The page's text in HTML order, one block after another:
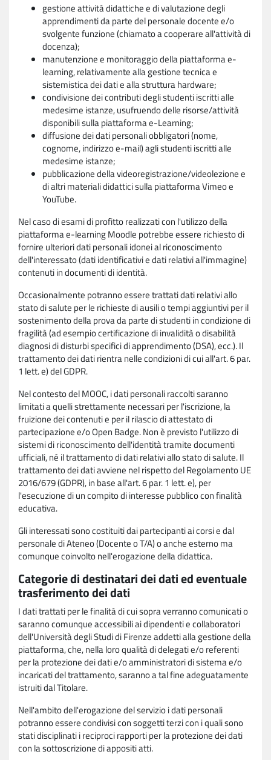
gestione attività didattiche e di valutazione degli
apprendimenti da parte del personale docente e/o
svolgente funzione (chiamato a cooperare all'attività di
docenza);
manutenzione e monitoraggio della piattaforma e-
learning, relativamente alla gestione tecnica e
sistemistica dei dati e alla struttura hardware;
condivisione dei contributi degli studenti iscritti alle
medesime istanze, usufruendo delle risorse/attività
disponibili sulla piattaforma e-Learning;
diffusione dei dati personali obbligatori (nome,
cognome, indirizzo e-mail) agli studenti iscritti alle
medesime istanze;
pubblicazione della videoregistrazione/videolezione e
di altri materiali didattici sulla piattaforma Vimeo e
YouTube.
Nel caso di esami di profitto realizzati con l'utilizzo della
piattaforma e-learning Moodle potrebbe essere richiesto di
fornire ulteriori dati personali idonei al riconoscimento
dell'interessato (dati identificativi e dati relativi all'immagine)
contenuti in documenti di identità.
Occasionalmente potranno essere trattati dati relativi allo
stato di salute per le richieste di ausili o tempi aggiuntivi per il
sostenimento della prova da parte di studenti in condizione di
fragilità (ad esempio certificazione di invalidità o disabilità
diagnosi di disturbi specifici di apprendimento (DSA), ecc.). Il
trattamento dei dati rientra nelle condizioni di cui all'art. 6 par.
1 lett. e) del GDPR.
Nel contesto del MOOC, i dati personali raccolti saranno
limitati a quelli strettamente necessari per l'iscrizione, la
fruizione dei contenuti e per il rilascio di attestato di
partecipazione e/o Open Badge. Non è previsto l'utilizzo di
sistemi di riconoscimento dell'identità tramite documenti
ufficiali, né il trattamento di dati relativi allo stato di salute. Il
trattamento dei dati avviene nel rispetto del Regolamento UE
2016/679 (GDPR), in base all'art. 6 par. 1 lett. e), per
l'esecuzione di un compito di interesse pubblico con finalità
educativa.
Gli interessati sono costituiti dai partecipanti ai corsi e dal
personale di Ateneo (Docente o T/A) o anche esterno ma
comunque coinvolto nell'erogazione della didattica.
Categorie di destinatari dei dati ed eventuale
trasferimento dei dati
I dati trattati per le finalità di cui sopra verranno comunicati o
saranno comunque accessibili ai dipendenti e collaboratori
dell'Università degli Studi di Firenze addetti alla gestione della
piattaforma, che, nella loro qualità di delegati e/o referenti
per la protezione dei dati e/o amministratori di sistema e/o
incaricati del trattamento, saranno a tal fine adeguatamente
istruiti dal Titolare.
Nell'ambito dell'erogazione del servizio i dati personali
potranno essere condivisi con soggetti terzi con i quali sono
stati disciplinati i reciproci rapporti per la protezione dei dati
con la sottoscrizione di appositi atti.